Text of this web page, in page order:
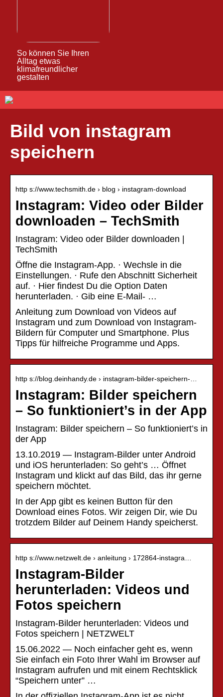
So können Sie Ihren
Alltag etwas
klimafreundlicher
gestalten
Bild von instagram
speichern
http s://www.techsmith.de › blog › instagram-download
Instagram: Video oder Bilder
downloaden – TechSmith
Instagram: Video oder Bilder downloaden |
TechSmith
Öffne die Instagram-App. · Wechsle in die
Einstellungen. · Rufe den Abschnitt Sicherheit
auf. · Hier findest Du die Option Daten
herunterladen. · Gib eine E-Mail- …
Anleitung zum Download von Videos auf
Instagram und zum Download von Instagram-
Bildern für Computer und Smartphone. Plus
Tipps für hilfreiche Programme und Apps.
http s://blog.deinhandy.de › instagram-bilder-speichern-…
Instagram: Bilder speichern
– So funktioniert’s in der App
Instagram: Bilder speichern – So funktioniert’s in
der App
13.10.2019 — Instagram-Bilder unter Android
und iOS herunterladen: So geht’s … Öffnet
Instagram und klickt auf das Bild, das ihr gerne
speichern möchtet.
In der App gibt es keinen Button für den
Download eines Fotos. Wir zeigen Dir, wie Du
trotzdem Bilder auf Deinem Handy speicherst.
http s://www.netzwelt.de › anleitung › 172864-instagra…
Instagram-Bilder
herunterladen: Videos und
Fotos speichern
Instagram-Bilder herunterladen: Videos und
Fotos speichern | NETZWELT
15.06.2022 — Noch einfacher geht es, wenn
Sie einfach ein Foto Ihrer Wahl im Browser auf
Instagram aufrufen und mit einem Rechtsklick
“Speichern unter” …